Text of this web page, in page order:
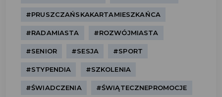
#PRUSZCZAŃSKAKARTAMIESZKAŃCA
#RADAMIASTA #ROZWÓJMIASTA
#SENIOR #SESJA #SPORT
#STYPENDIA #SZKOLENIA
#ŚWIADCZENIA #ŚWIĄTECZNEPROMOCJE